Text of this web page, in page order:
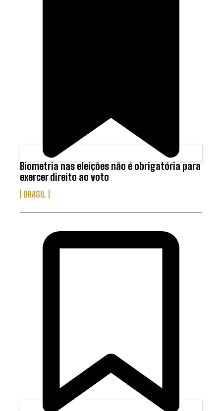
Biometria nas eleições não é obrigatória para
exercer direito ao voto
BRASIL